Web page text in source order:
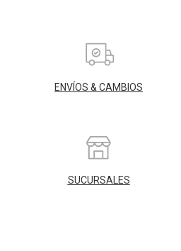
ENVÍOS & CAMBIOS
SUCURSALES